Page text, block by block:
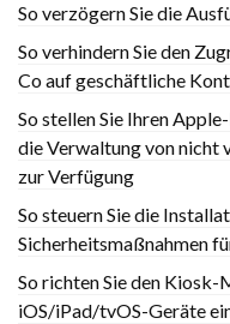
So verzögern Sie die
So verhindern Sie den
Co auf geschäftliche
So stellen Sie Ihren
die Verwaltung von nicht
zur Verfügung
So steuern Sie die
Sicherheitsmaßnahmen
So richten Sie den
iOS/iPad/tvOS-Geräte